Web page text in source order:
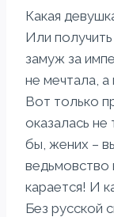
Какая
Или
замуж за
не мечтала,
Вот только
оказалась не
бы, жених –
карается! И
Без русской